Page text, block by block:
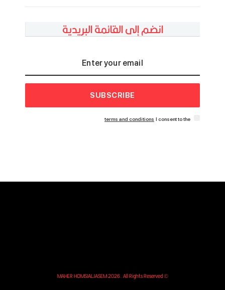
انضم إلى القائمة البريدية
SUBSCRIBE
I consent to the
terms and conditions
© MAHER HOMSIALJASEM 2026. All Rights Reserved